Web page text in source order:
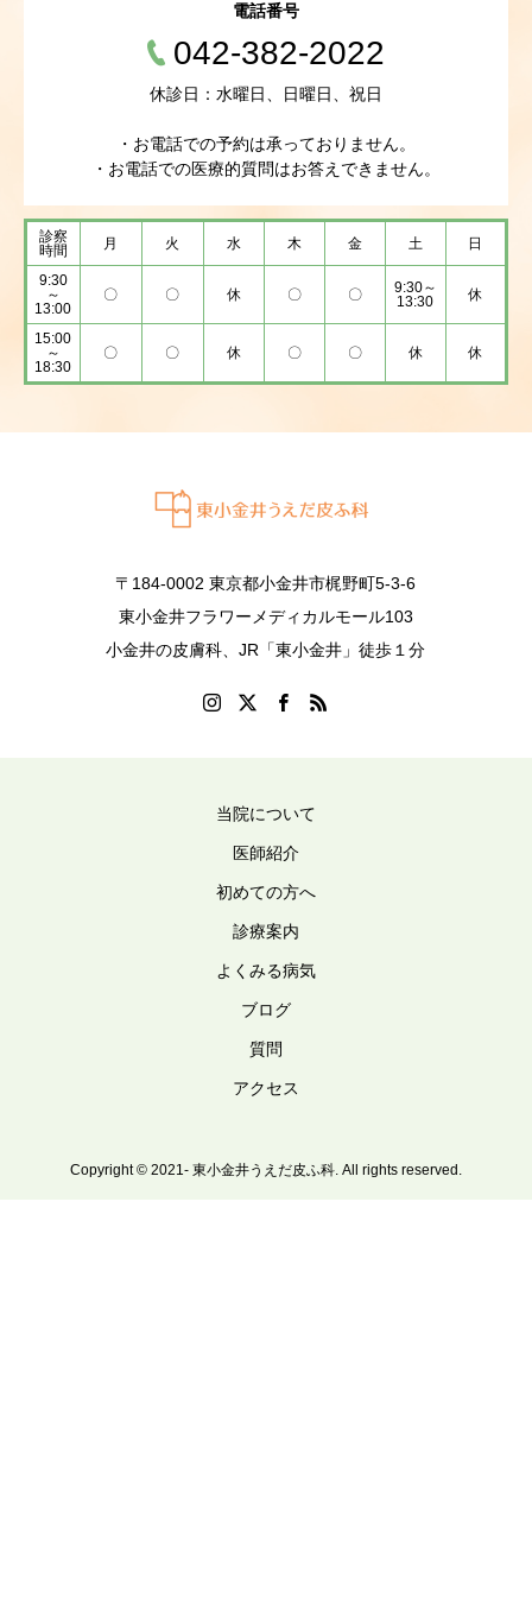
電話番号
042-382-2022
休診日：水曜日、日曜日、祝日
・お電話での予約は承っておりません。
・お電話での医療的質問はお答えできません。
診察
時間
月 火 水 木 金 土 日
9:30
～
13:00
〇 〇 休 〇 〇
9:30～
13:30
休
15:00
～
18:30
〇 〇 休 〇 〇 休 休
〒184-0002 東京都小金井市梶野町5-3-6
東小金井フラワーメディカルモール103
小金井の皮膚科、JR「東小金井」徒歩１分
当院について
医師紹介
初めての方へ
診療案内
よくみる病気
ブログ
質問
アクセス
Copyright © 2021- 東小金井うえだ皮ふ科. All rights reserved.